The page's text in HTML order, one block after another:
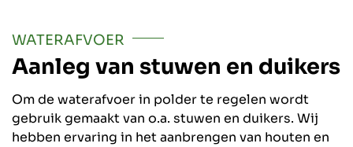
WATERAFVOER
Aanleg van stuwen en duikers
Om de waterafvoer in polder te regelen wordt
gebruik gemaakt van o.a. stuwen en duikers. Wij
hebben ervaring in het aanbrengen van houten en